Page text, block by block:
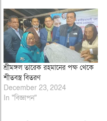
শ্রীমঙ্গল তারেক রহমানের পক্ষ থেকে
শীতবস্ত্র বিতরণ
December 23, 2024
In "বিজ্ঞাপন"